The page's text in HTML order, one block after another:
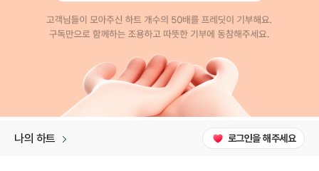
나의 하트 로그인을 해주세요